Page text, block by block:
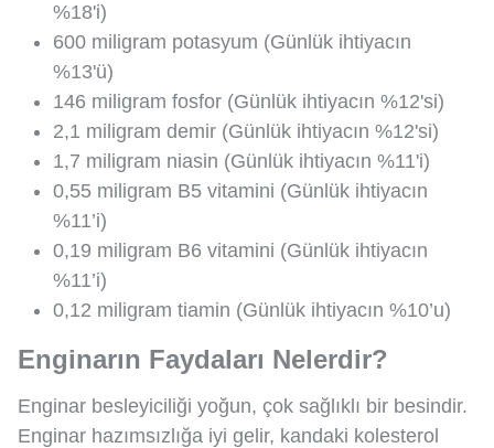
%18'i)
600 miligram potasyum (Günlük ihtiyacın
%13'ü)
146 miligram fosfor (Günlük ihtiyacın %12'si)
2,1 miligram demir (Günlük ihtiyacın %12'si)
1,7 miligram niasin (Günlük ihtiyacın %11'i)
0,55 miligram B5 vitamini (Günlük ihtiyacın
%11’i)
0,19 miligram B6 vitamini (Günlük ihtiyacın
%11’i)
0,12 miligram tiamin (Günlük ihtiyacın %10’u)
Enginarın Faydaları Nelerdir?
Enginar besleyiciliği yoğun, çok sağlıklı bir besindir.
Enginar hazımsızlığa iyi gelir, kandaki kolesterol